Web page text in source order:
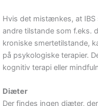
Hvis det mistænkes, at
andre tilstande som f.eks.
kroniske smertetilstande,
på psykologiske terapier.
kognitiv terapi eller
Diæter
Der findes ingen diæter,